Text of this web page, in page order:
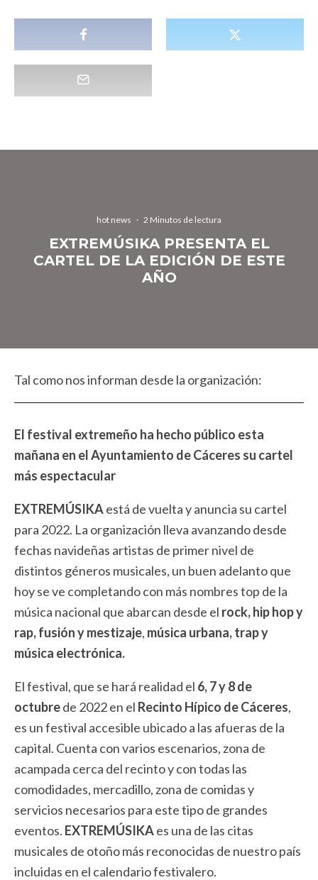
hot news · 2 Minutos de lectura
EXTREMÚSIKA PRESENTA EL
CARTEL DE LA EDICIÓN DE ESTE
AÑO
Tal como nos informan desde la organización:
El festival extremeño ha hecho público esta
mañana en el Ayuntamiento de Cáceres su cartel
más espectacular
EXTREMÚSIKAestá de vuelta y anuncia su cartel
para 2022. La organización lleva avanzando desde
fechas navideñas artistas de primer nivel de
distintos géneros musicales, un buen adelanto que
hoy se ve completando con más nombres top de la
música nacional que abarcan desde el rock, hip hop y
rap, fusión y mestizaje, música urbana, trap y
música electrónica.
El festival, que se hará realidad el 6, 7 y 8 de
octubrede 2022 en el Recinto Hípico de Cáceres,
es un festival accesible ubicado a las afueras de la
capital. Cuenta con varios escenarios, zona de
acampada cerca del recinto y con todas las
comodidades, mercadillo, zona de comidas y
servicios necesarios para este tipo de grandes
eventos. EXTREMÚSIKAes una de las citas
musicales de otoño más reconocidas de nuestro país
incluidas en el calendario festivalero.